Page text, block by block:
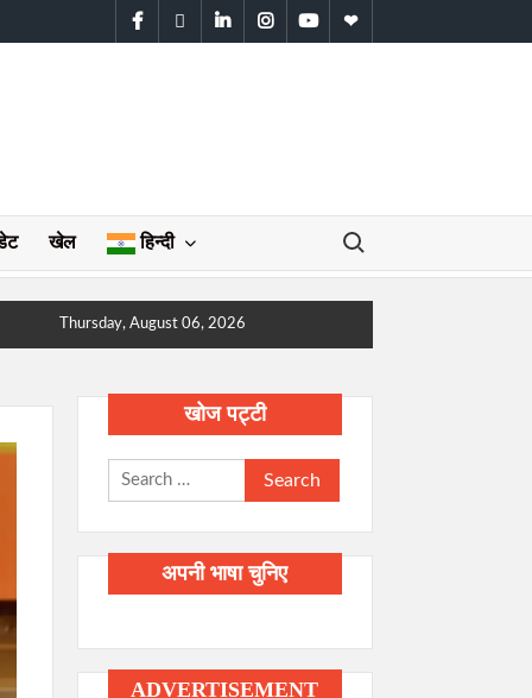
facebooktwitterlinkedininstagramyoutubeWhatsApp
खेल हिन्दी
Search for:
Thursday, August 06, 2026
खोज पट्टी
Search
for:
अपनी भाषा चुनिए
ADVERTISEMENT